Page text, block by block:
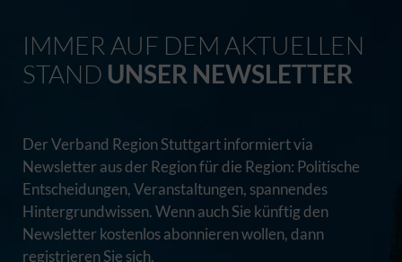
IMMER AUF DEM AKTUELLEN
STAND UNSER NEWSLETTER
Der Verband Region Stuttgart informiert via
Newsletter aus der Region für die Region: Politische
Entscheidungen, Veranstaltungen, spannendes
Hintergrundwissen. Wenn auch Sie künftig den
Newsletter kostenlos abonnieren wollen, dann
registrieren Sie sich.